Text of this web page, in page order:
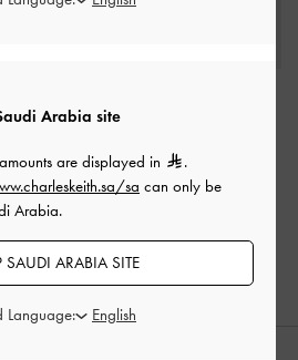
لون البشرة الطبيعي
ستيليتو-
375.00
Arabia site
are displayed in
.
sa can only be
Arabia.
SAUDI ARABIA SITE
Language: